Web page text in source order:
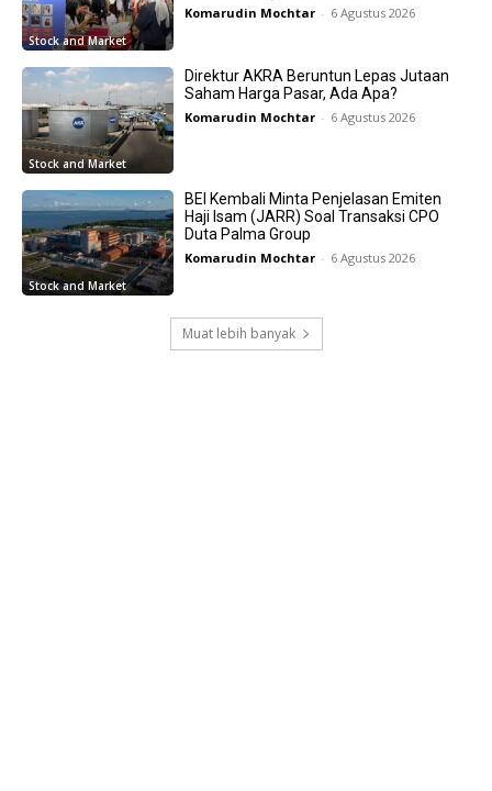
Stock and Market
Komarudin Mochtar - 6 Agustus 2026
Stock and Market
Direktur AKRA Beruntun Lepas Jutaan
Saham Harga Pasar, Ada Apa?
Komarudin Mochtar - 6 Agustus 2026
Stock and Market
BEI Kembali Minta Penjelasan Emiten
Haji Isam (JARR) Soal Transaksi CPO
Duta Palma Group
Komarudin Mochtar - 6 Agustus 2026
Muat lebih banyak